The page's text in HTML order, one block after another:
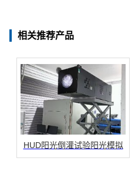
相关推荐产品
HUD阳光倒灌试验阳光模拟